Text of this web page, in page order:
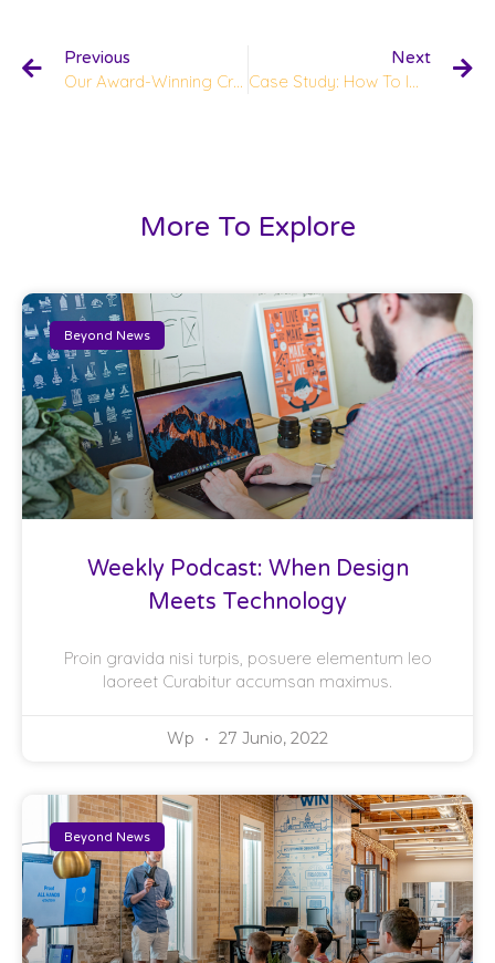
Previous
Our Award-Winning Creative Campaign
Next
Case Study: How To Improve SEO Scores
More To Explore
Beyond News
Weekly Podcast: When Design
Meets Technology
Proin gravida nisi turpis, posuere elementum leo
laoreet Curabitur accumsan maximus.
Wp 27 Junio, 2022
Beyond News